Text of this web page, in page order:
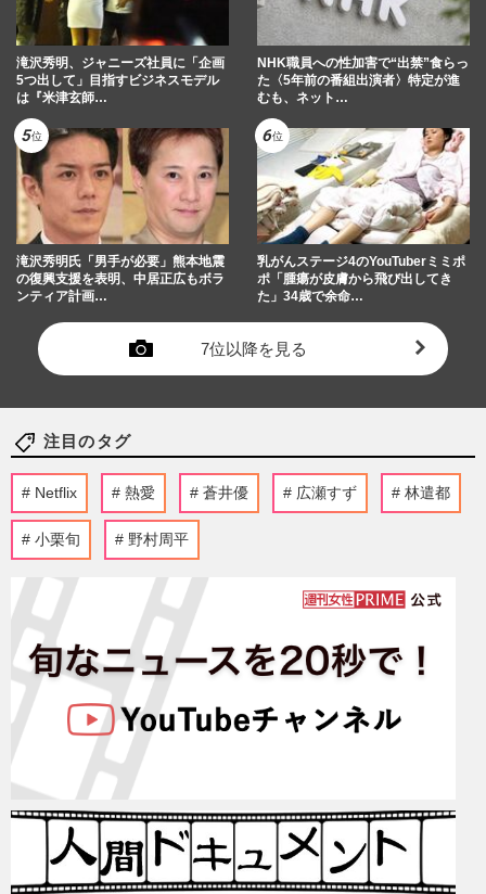
滝沢秀明、ジャニーズ社員に「企画
5つ出して」目指すビジネスモデル
は『米津玄師…
NHK職員への性加害で“出禁”食らっ
た〈5年前の番組出演者〉特定が進
むも、ネット…
滝沢秀明氏「男手が必要」熊本地震
の復興支援を表明、中居正広もボラ
ンティア計画…
乳がんステージ4のYouTuberミミポ
ポ「腫瘍が皮膚から飛び出してき
た」34歳で余命…
7位以降を見る
注目のタグ
Netflix 熱愛 蒼井優 広瀬すず 林遣都
小栗旬 野村周平